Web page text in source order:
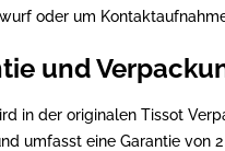
oder um
und
in der originalen Tissot
umfasst eine Garantie von 2